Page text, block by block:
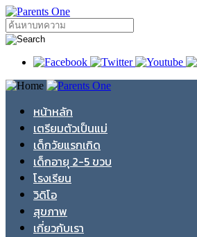
หน้าหลัก
เตรียมตัวเป็นแม่
เด็กวัยแรกเกิด
เด็กอายุ 2-5 ขวบ
โรงเรียน
วิดิโอ
สุขภาพ
เกี่ยวกับเรา